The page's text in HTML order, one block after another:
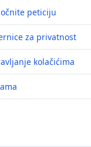
peticiju
za privatnost
kolačićima